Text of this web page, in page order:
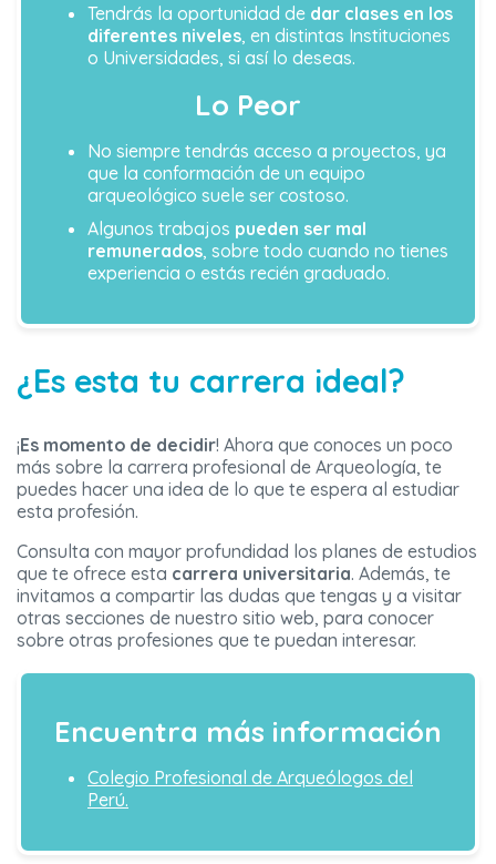
Tendrás la oportunidad de dar clases en los
diferentes niveles, en distintas Instituciones
o Universidades, si así lo deseas.
Lo Peor
No siempre tendrás acceso a proyectos, ya
que la conformación de un equipo
arqueológico suele ser costoso.
Algunos trabajos pueden ser mal
remunerados, sobre todo cuando no tienes
experiencia o estás recién graduado.
¿Es esta tu carrera ideal?
¡Es momento de decidir! Ahora que conoces un poco
más sobre la carrera profesional de Arqueología, te
puedes hacer una idea de lo que te espera al estudiar
esta profesión.
Consulta con mayor profundidad los planes de estudios
que te ofrece esta carrera universitaria. Además, te
invitamos a compartir las dudas que tengas y a visitar
otras secciones de nuestro sitio web, para conocer
sobre otras profesiones que te puedan interesar.
Encuentra más información
Colegio Profesional de Arqueólogos del
Perú.